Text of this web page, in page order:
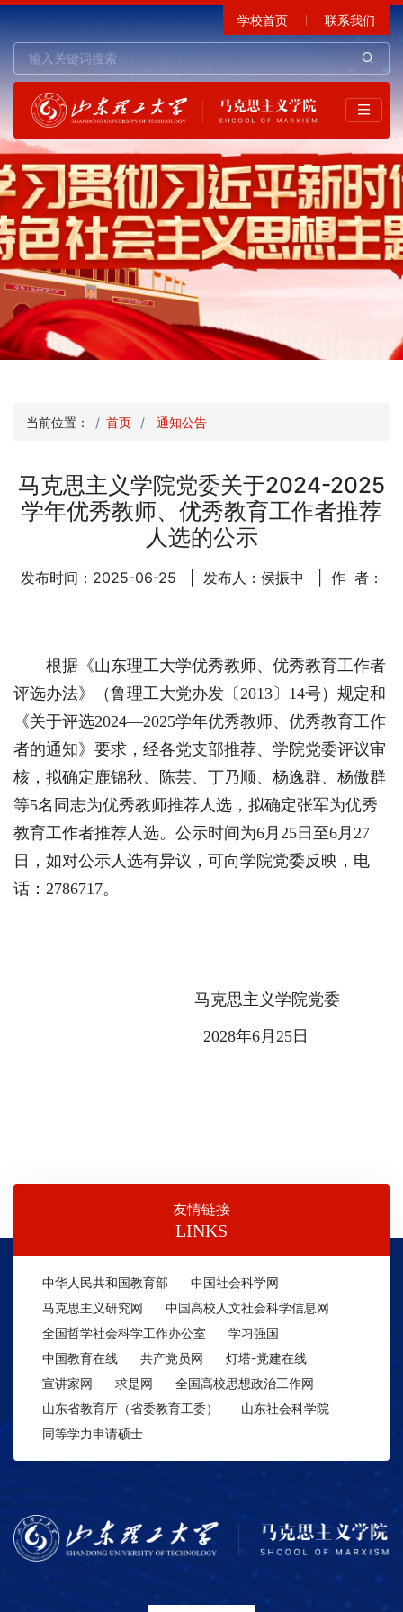
学校首页 联系我们
当前位置： 首页 通知公告
马克思主义学院党委关于2024-2025
学年优秀教师、优秀教育工作者推荐
人选的公示
发布时间：2025-06-25 | 发布人：侯振中 | 作 者：
根据《山东理工大学优秀教师、优秀教育工作者
评选办法》（鲁理工大党办发〔2013〕14号）规定和
《关于评选2024—2025学年优秀教师、优秀教育工作
者的通知》要求，经各党支部推荐、学院党委评议审
核，拟确定鹿锦秋、陈芸、丁乃顺、杨逸群、杨傲群
等5名同志为优秀教师推荐人选，拟确定张军为优秀
教育工作者推荐人选。公示时间为6月25日至6月27
日，如对公示人选有异议，可向学院党委反映，电
话：2786717。
马克思主义学院党委
2028年6月25日
友情链接
LINKS
中华人民共和国教育部
中国社会科学网
马克思主义研究网
中国高校人文社会科学信息网
全国哲学社会科学工作办公室
学习强国
中国教育在线
共产党员网
灯塔-党建在线
宣讲家网
求是网
全国高校思想政治工作网
山东省教育厅（省委教育工委）
山东社会科学院
同等学力申请硕士